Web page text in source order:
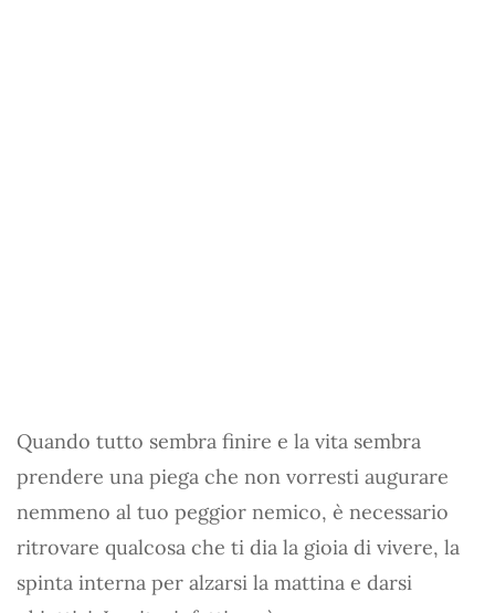
Quando tutto sembra finire e la vita sembra
prendere una piega che non vorresti augurare
nemmeno al tuo peggior nemico, è necessario
ritrovare qualcosa che ti dia la gioia di vivere, la
spinta interna per alzarsi la mattina e darsi